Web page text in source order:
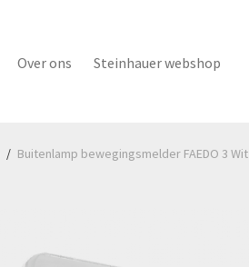
Over ons Steinhauer webshop
/ Buitenlamp bewegingsmelder FAEDO 3 Wit